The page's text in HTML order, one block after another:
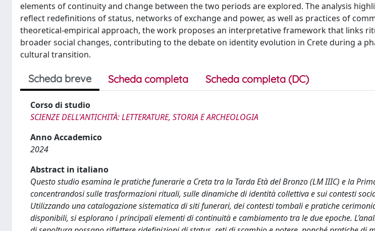
elements of continuity and change between the two periods are explored. The analysis
reflect redefinitions of status, networks of exchange and power, as well as practices of
theoretical-empirical approach, the work proposes an interpretative framework that links
broader social changes, contributing to the debate on identity evolution in Crete during a
cultural transition.
Scheda breve Scheda completa Scheda completa (DC)
Corso di studio
SCIENZE DELL'ANTICHITÀ: LETTERATURE, STORIA E ARCHEOLOGIA
Anno Accademico
2024
Abstract in italiano
Questo studio esamina le pratiche funerarie a Creta tra la Tarda Età del Bronzo (LM IIIC) e la
concentrandosi sulle trasformazioni rituali, sulle dinamiche di identità collettiva e sui contesti
Utilizzando una catalogazione sistematica di siti funerari, dei contesti tombali e pratiche
disponibili, si esplorano i principali elementi di continuità e cambiamento tra le due epoche.